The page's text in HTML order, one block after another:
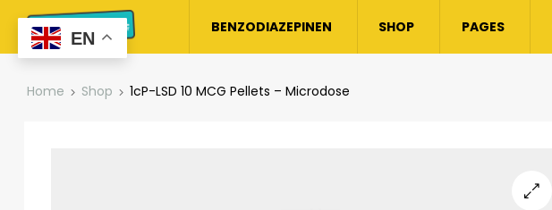
BENZODIAZEPINEN SHOP PAGES
Home Shop 1cP-LSD 10 MCG Pellets – Microdose
EN